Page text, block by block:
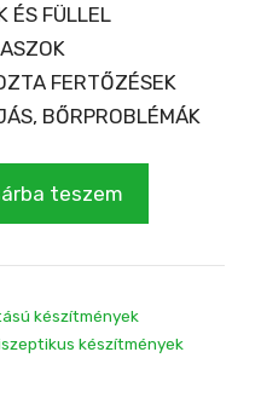
ÉS FÜLLEL
FERTŐZÉSEK
BŐRPROBLÉMÁK
teszem
készítmények
készítmények